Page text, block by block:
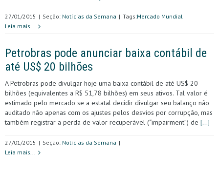
27/01/2015 | Seção: Notícias da Semana | Tags:Mercado Mundial
Leia mais...
Petrobras pode anunciar baixa contábil de
até US$ 20 bilhões
A Petrobras pode divulgar hoje uma baixa contábil de até US$ 20
bilhões (equivalentes a R$ 51,78 bilhões) em seus ativos. Tal valor é
estimado pelo mercado se a estatal decidir divulgar seu balanço não
auditado não apenas com os ajustes pelos desvios por corrupção, mas
também registrar a perda de valor recuperável (“impairment”) de […]
27/01/2015 | Seção: Notícias da Semana |
Leia mais...